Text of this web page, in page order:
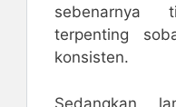
sebenarnya
terpenting
konsisten.
Sedangkan